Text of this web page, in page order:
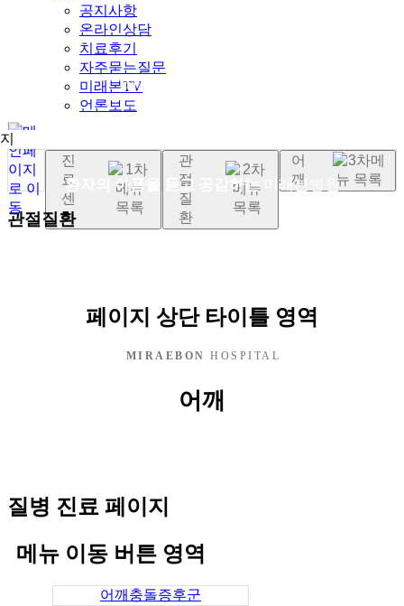
공지사항
온라인상담
치료후기
자주묻는질문
미래본TV
언론보도
MIRAEBON
환자의 아픔을 듣고 공감하는미래본병원
진
료
센
터
관
절
질
환
어
깨
관절질환
페이지 상단 타이틀 영역
MIRAEBON HOSPITAL
어깨
질병 진료 페이지
메뉴 이동 버튼 영역
어깨충돌증후군